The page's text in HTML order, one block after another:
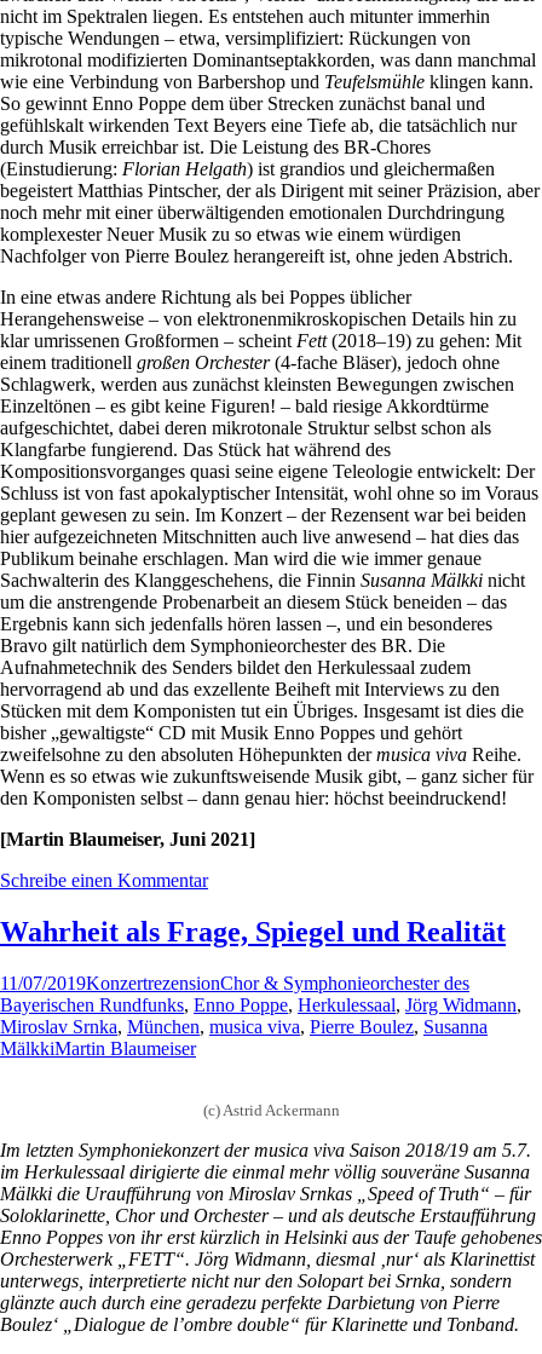
nicht im Spektralen liegen. Es entstehen auch mitunter immerhin
typische Wendungen – etwa, versimplifiziert: Rückungen von
mikrotonal modifizierten Dominantseptakkorden, was dann manchmal
wie eine Verbindung von Barbershop und Teufelsmühle klingen kann.
So gewinnt Enno Poppe dem über Strecken zunächst banal und
gefühlskalt wirkenden Text Beyers eine Tiefe ab, die tatsächlich nur
durch Musik erreichbar ist. Die Leistung des BR-Chores
(Einstudierung: Florian Helgath) ist grandios und gleichermaßen
begeistert Matthias Pintscher, der als Dirigent mit seiner Präzision, aber
noch mehr mit einer überwältigenden emotionalen Durchdringung
komplexester Neuer Musik zu so etwas wie einem würdigen
Nachfolger von Pierre Boulez herangereift ist, ohne jeden Abstrich.
In eine etwas andere Richtung als bei Poppes üblicher
Herangehensweise – von elektronenmikroskopischen Details hin zu
klar umrissenen Großformen – scheint Fett(2018–19) zu gehen: Mit
einem traditionell großen Orchester(4-fache Bläser), jedoch ohne
Schlagwerk, werden aus zunächst kleinsten Bewegungen zwischen
Einzeltönen – es gibt keine Figuren! – bald riesige Akkordtürme
aufgeschichtet, dabei deren mikrotonale Struktur selbst schon als
Klangfarbe fungierend. Das Stück hat während des
Kompositionsvorganges quasi seine eigene Teleologie entwickelt: Der
Schluss ist von fast apokalyptischer Intensität, wohl ohne so im Voraus
geplant gewesen zu sein. Im Konzert – der Rezensent war bei beiden
hier aufgezeichneten Mitschnitten auch live anwesend – hat dies das
Publikum beinahe erschlagen. Man wird die wie immer genaue
Sachwalterin des Klanggeschehens, die Finnin Susanna Mälkki nicht
um die anstrengende Probenarbeit an diesem Stück beneiden – das
Ergebnis kann sich jedenfalls hören lassen –, und ein besonderes
Bravo gilt natürlich dem Symphonieorchester des BR. Die
Aufnahmetechnik des Senders bildet den Herkulessaal zudem
hervorragend ab und das exzellente Beiheft mit Interviews zu den
Stücken mit dem Komponisten tut ein Übriges. Insgesamt ist dies die
bisher „gewaltigste“ CD mit Musik Enno Poppes und gehört
zweifelsohne zu den absoluten Höhepunkten dermusica viva Reihe.
Wenn es so etwas wie zukunftsweisende Musik gibt, – ganz sicher für
den Komponisten selbst – dann genau hier: höchst beeindruckend!
[Martin Blaumeiser, Juni 2021]
Schreibe einen Kommentar
Wahrheit als Frage, Spiegel und Realität
11/07/2019KonzertrezensionChor & Symphonieorchester des
Bayerischen Rundfunks, Enno Poppe, Herkulessaal, Jörg Widmann,
Miroslav Srnka, München, musica viva, Pierre Boulez, Susanna
MälkkiMartin Blaumeiser
(c) Astrid Ackermann
Im letzten Symphoniekonzert der musica viva Saison 2018/19 am 5.7.
im Herkulessaal dirigierte die einmal mehr völlig souveräne Susanna
Mälkki die Uraufführung von Miroslav Srnkas „Speed of Truth“ – für
Soloklarinette, Chor und Orchester – und als deutsche Erstaufführung
Enno Poppes von ihr erst kürzlich in Helsinki aus der Taufe gehobenes
Orchesterwerk „FETT“. Jörg Widmann, diesmal ‚nur‘ als Klarinettist
unterwegs, interpretierte nicht nur den Solopart bei Srnka, sondern
glänzte auch durch eine geradezu perfekte Darbietung von Pierre
Boulez‘ „Dialogue de l’ombre double“ für Klarinette und Tonband.